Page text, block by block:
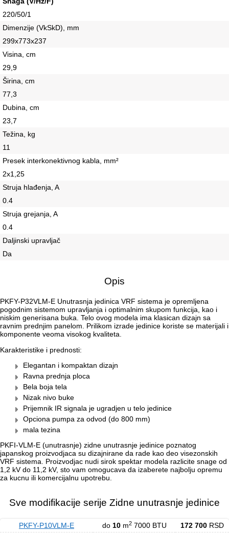
220/50/1
Dimenzije (VkSkD), mm
299х773х237
Visina, сm
29,9
Širina, сm
77,3
Dubina, сm
23,7
Težina, kg
11
Presek interkonektivnog kabla, mm²
2х1,25
Struja hlađenja, A
0.4
Struja grejanja, A
0.4
Daljinski upravljač
Da
Opis
PKFY-P32VLM-E Unutrasnja jedinica VRF sistema je opremljena
pogodnim sistemom upravljanja i optimalnim skupom funkcija, kao i
niskim generisana buka. Telo ovog modela ima klasican dizajn sa
ravnim prednjim panelom. Prilikom izrade jedinice koriste se materijali i
komponente veoma visokog kvaliteta.
Karakteristike i prednosti:
Elegantan i kompaktan dizajn
Ravna prednja ploca
Bela boja tela
Nizak nivo buke
Prijemnik IR signala je ugradjen u telo jedinice
Opciona pumpa za odvod (do 800 mm)
mala tezina
PKFI-VLM-E (unutrasnje) zidne unutrasnje jedinice poznatog
japanskog proizvodjaca su dizajnirane da rade kao deo visezonskih
VRF sistema. Proizvodjac nudi sirok spektar modela razlicite snage od
1,2 kV do 11,2 kV, sto vam omogucava da izaberete najbolju opremu
za kucnu ili komercijalnu upotrebu.
Sve modifikacije serije Zidne unutrasnje jedinice
PKFY-P10VLM-E do 10m2 7000 BTU 172 700 RSD